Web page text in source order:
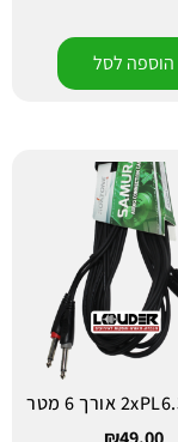
הוספה לסל